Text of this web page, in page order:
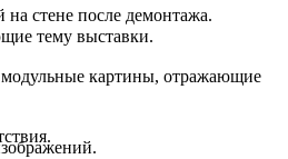
тему выставки.
модульные картины, отражающие
стене после демонтажа.